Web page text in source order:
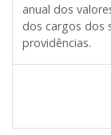
anual dos
dos cargos dos
providências.